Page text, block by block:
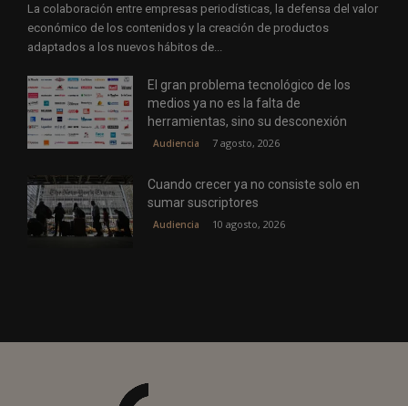
La colaboración entre empresas periodísticas, la defensa del valor
económico de los contenidos y la creación de productos
adaptados a los nuevos hábitos de...
El gran problema tecnológico de los
medios ya no es la falta de
herramientas, sino su desconexión
Audiencia 7 agosto, 2026
Cuando crecer ya no consiste solo en
sumar suscriptores
Audiencia 10 agosto, 2026